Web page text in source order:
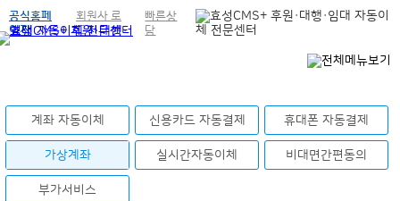
공식홈페
이지
회원사 로
그인
빠른상
담
계좌 자동이체 신용카드 자동결제 휴대폰 자동결제
가상계좌 실시간자동이체 비대면간편동의
부가서비스